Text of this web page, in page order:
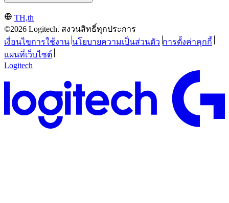
TH,th
©2026 Logitech. สงวนสิทธิ์ทุกประการ
เงื่อนไขการใช้งาน นโยบายความเป็นส่วนตัว การตั้งค่าคุกกี้
แผนที่เว็บไซต์
Logitech